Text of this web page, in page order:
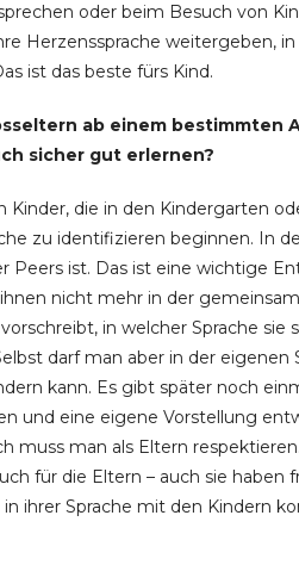
oder beim Besuch von
Herzenssprache weitergeben,
ist das beste fürs Kind.
ab einem bestimmten
sicher gut erlernen?
Kinder, die in den Kindergarten
zu identifizieren beginnen. In
Peers ist. Das ist eine wichtige
ihnen nicht mehr in der
in welcher Sprache sie
darf man aber in der eigenen
kann. Es gibt später noch
und eine eigene Vorstellung
muss man als Eltern
für die Eltern – auch sie haben
in ihrer Sprache mit den Kindern